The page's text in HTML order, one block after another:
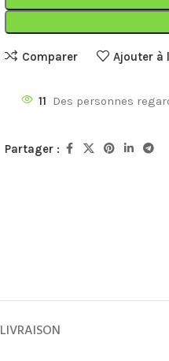
Comparer Ajouter à
11 Des personnes
Partager :
LIVRAISON